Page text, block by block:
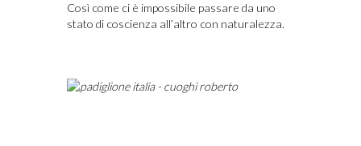
Così come ci è impossibile passare da uno
stato di coscienza all’altro con naturalezza.